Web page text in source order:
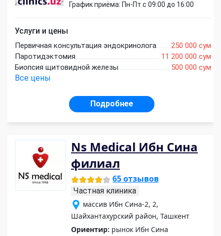
График приёма: Пн-Пт с 09:00 до 16:00
Услуги и цены
Первичная консультация эндокринолога
250 000 сум
Паротидэктомия
11 200 000 сум
Биопсия щитовидной железы
500 000 сум
Все цены
Подробнее
Ns Medical Ибн Сина
филиал
65 отзывов
Частная клиника
массив Ибн Сина-2, 2,
Шайхантахурский район, Ташкент
Ориентир: рынок Ибн Сина